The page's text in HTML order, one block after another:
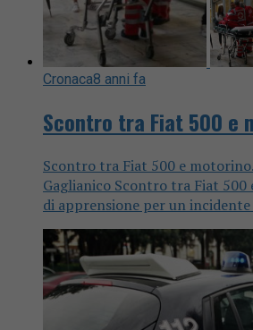
Cronaca8 anni fa
Scontro tra Fiat 500 e
Scontro tra Fiat 500 e motorino.
Gaglianico Scontro tra Fiat
di apprensione per un